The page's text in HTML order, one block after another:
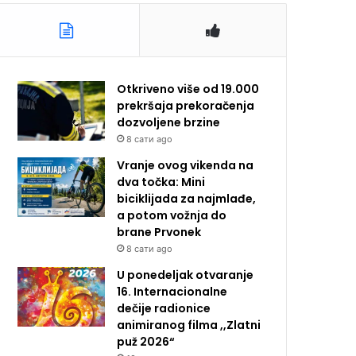
Otkriveno više od 19.000
prekršaja prekoračenja
dozvoljene brzine
8 сати ago
Vranje ovog vikenda na
dva točka: Mini
biciklijada za najmlađe,
a potom vožnja do
brane Prvonek
8 сати ago
U ponedeljak otvaranje
16. Internacionalne
dečije radionice
animiranog filma ,,Zlatni
puž 2026“